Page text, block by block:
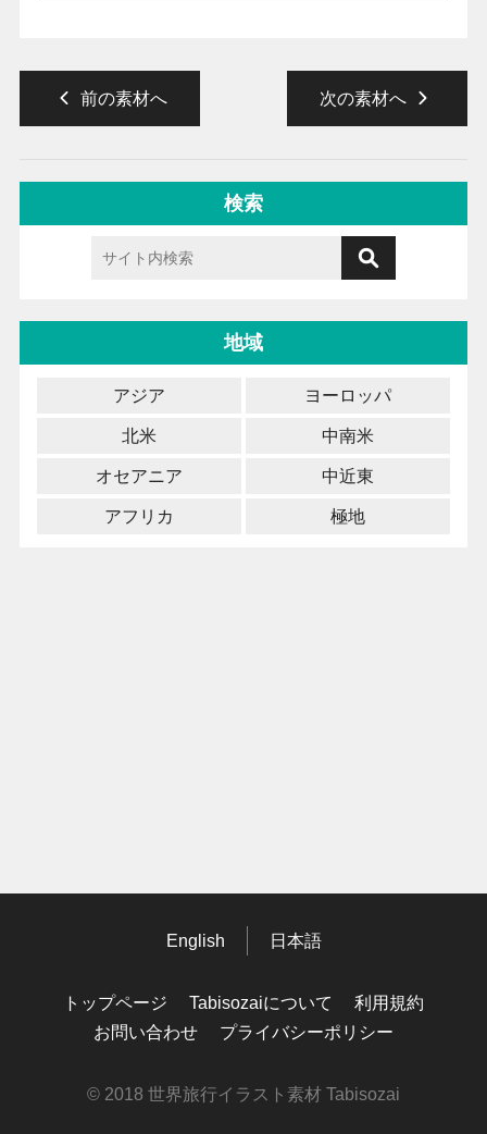
前の素材へ 次の素材へ
検索
地域
アジア ヨーロッパ
北米 中南米
オセアニア 中近東
アフリカ 極地
English 日本語
トップページ Tabisozaiについて
利用規約
お問い合わせ
プライバシーポリシー
© 2018 世界旅行イラスト素材 Tabisozai